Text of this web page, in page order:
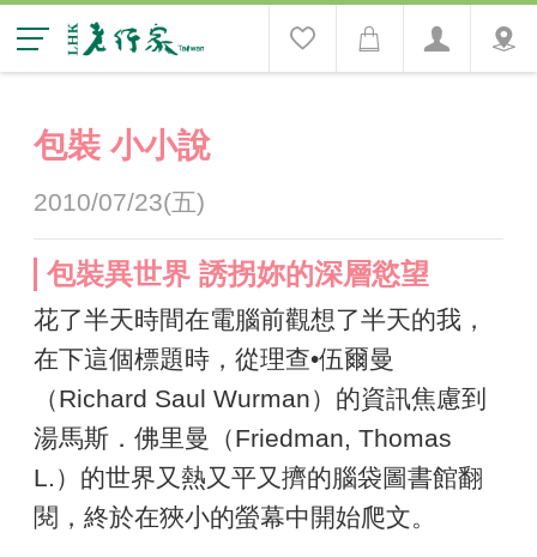
包裝 小小說
2010/07/23(五)
包裝異世界 誘拐妳的深層慾望
花了半天時間在電腦前觀想了半天的我，
在下這個標題時，從理查•伍爾曼
（Richard Saul Wurman）的資訊焦慮到
湯馬斯．佛里曼（Friedman, Thomas
L.）的世界又熱又平又擠的腦袋圖書館翻
閱，終於在狹小的螢幕中開始爬文。